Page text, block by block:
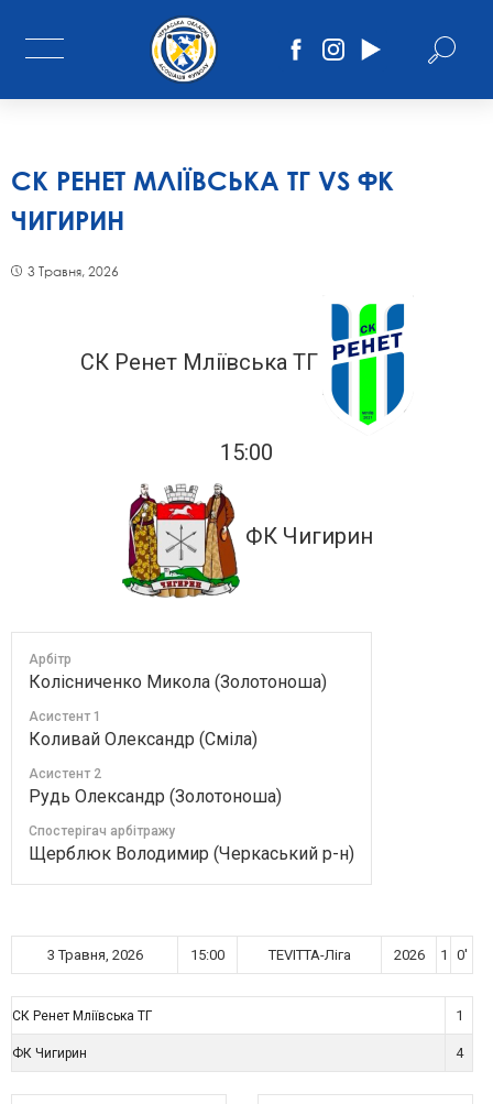
СК РЕНЕТ МЛІЇВСЬКА ТГ VS ФК
ЧИГИРИН
3 Травня, 2026
СК Ренет Мліївська ТГ
15:00
ФК Чигирин
Арбітр
Колісниченко Микола (Золотоноша)
Асистент 1
Коливай Олександр (Сміла)
Асистент 2
Рудь Олександр (Золотоноша)
Спостерігач арбітражу
Щерблюк Володимир (Черкаський р-н)
3 Травня, 2026 15:00 TEVITTA-Ліга 2026 1 0'
СК Ренет Мліївська ТГ 1
ФК Чигирин 4